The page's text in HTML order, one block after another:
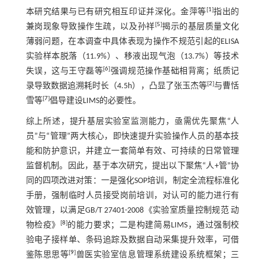
本研究结果与已有研究相互印证并深化。金萍等[1]指出的
兼岗现象导致操作生疏，以及孙祥[5]揭示的基层质量文化
薄弱问题，在本调查中具体表现为操作不规范引起的ELISA
实验样本脱落（11.9%）、移液出现气泡（13.7%）等技术
失误，这与王守磊等[6]强调规范操作基础相背离；纸质记
录导致数据追溯耗时长（4.5h），凸显了张玉杰等[2]与曹恬
雪等[7]倡导建设LIMS的必要性。
综上所述，提升基层实验室监测能力，亟需优先聚焦“人
员”与“管理”两大核心，即快速提升实验操作人员的基本技
能和防护意识，并建立一套简单有效、可持续的日常管理
监督机制。因此，基于本次研究，提出以下聚焦“人+管”协
同的四项改进对策：一是强化SOP培训，制定全流程标准化
手册，强制临时人员接受岗前培训，对认可的能力进行有
效管理，以满足GB/T 27401-2008《实验室质量控制规范 动
物检疫》
[8]的能力要求；二是构建简易LIMS，通过强制校
验电子接样单、条码追踪及数据自动采集提升效率，可借
鉴陈思思等[9]兽医实验室信息管理系统建设系统框架；三